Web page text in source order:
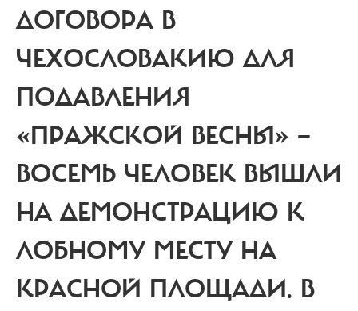
ДОГОВОРА В
ЧЕХОСЛОВАКИЮ ДЛЯ
ПОДАВЛЕНИЯ
«ПРАЖСКОЙ ВЕСНЫ» —
ВОСЕМЬ ЧЕЛОВЕК ВЫШЛИ
НА ДЕМОНСТРАЦИЮ К
ЛОБНОМУ МЕСТУ НА
КРАСНОЙ ПЛОЩАДИ. В